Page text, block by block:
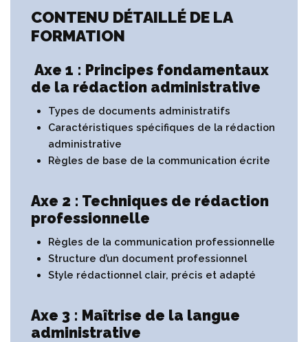
CONTENU DÉTAILLÉ DE LA
FORMATION
Axe 1 : Principes fondamentaux
de la rédaction administrative
Types de documents administratifs
Caractéristiques spécifiques de la rédaction
administrative
Règles de base de la communication écrite
Axe 2 : Techniques de rédaction
professionnelle
Règles de la communication professionnelle
Structure d’un document professionnel
Style rédactionnel clair, précis et adapté
Axe 3 : Maîtrise de la langue
administrative